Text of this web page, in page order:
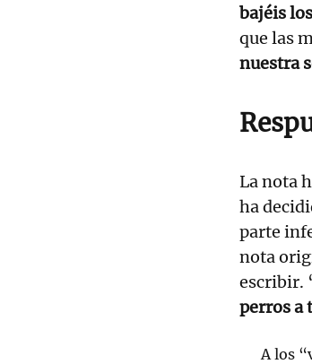
bajéis
que las
nuestra
La nota
ha
parte
nota
escribir.
perros a
A los